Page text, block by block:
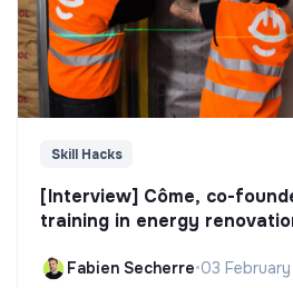
Skill Hacks
[Interview] Côme, co-
training in energy
Fabien Secherre•03